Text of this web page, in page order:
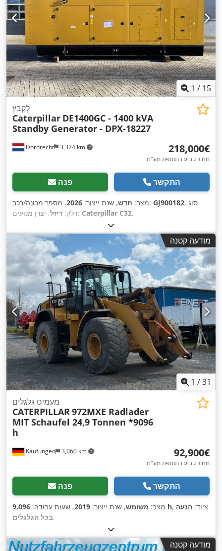
1 / 15
Dordrecht 3,374 km
לְקַבֵּץ
Caterpillar DE1400GC - 1400 kVA
Standby Generator - DPX-18227
‏218,000 ‏€
מחיר קבוע בתוספת מע"מ
פנה התקשר
מצב: חדש, שנת ייצור: 2026 , מספר מכונה/רכב: GJ900182, סוג
דלק: דיזל , יצרן מנועים: Caterpillar C32,
מודעה קטנה
1 /31
Kaufungen 3,060 km
מעמיס גלגלים
CATERPILLAR972MXE Radlader
MIT Schaufel 24,9 Tonnen *9096
h
‏92,900 ‏€
מחיר קבוע בתוספת מע"מ
פנה התקשר
מצב: משומש, שנת ייצור: 2019, שעות עבודה: 9,096 h , ציוד: הנעה
בכל הגלגלים,
מודעה קטנה